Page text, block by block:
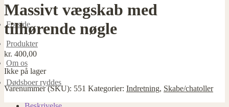
Forside
Produkter
Om os
Dødsboer ryddes
Massivt vægskab med
tilhørende nøgle
kr. 400,00
Ikke på lager
Varenummer (SKU): 551 Kategorier: Indretning, Skabe/chatoller